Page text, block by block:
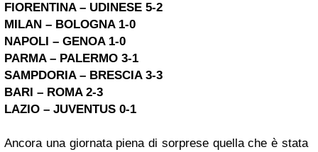
FIORENTINA – UDINESE 5-2
MILAN – BOLOGNA 1-0
NAPOLI – GENOA 1-0
PARMA – PALERMO 3-1
SAMPDORIA – BRESCIA 3-3
BARI – ROMA2-3
LAZIO – JUVENTUS 0-1
Ancora una giornata piena di sorprese quella che è stata